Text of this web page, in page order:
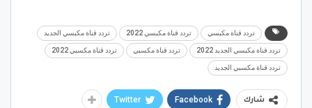
تردد قناة مكبسي تردد قناة مكبسي 2022 تردد قناة مكبسي الجديد
تردد قناة مكبسي الجديد 2022 تردد قناة مكسبي تردد قناة مكسبي 2022
تردد قناة مكسبي الجديد
شارك Facebook
Twitter